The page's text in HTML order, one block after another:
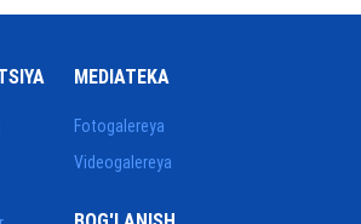
MEDIATEKA
Fotogalereya
Videogalereya